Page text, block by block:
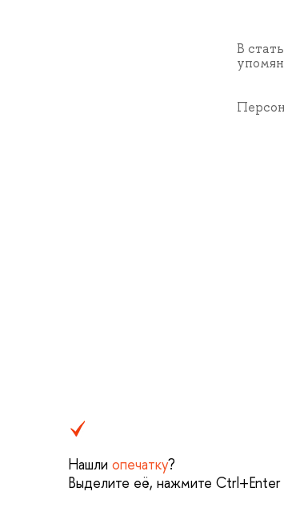
В
Нашли опечатку?
Выделите её, нажмите Ctrl+Enter